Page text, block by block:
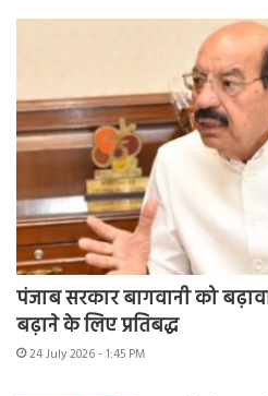
पंजाब सरकार बागवानी को
बढ़ाने के लिए प्रतिबद्ध
24 July 2026 - 1:45 PM